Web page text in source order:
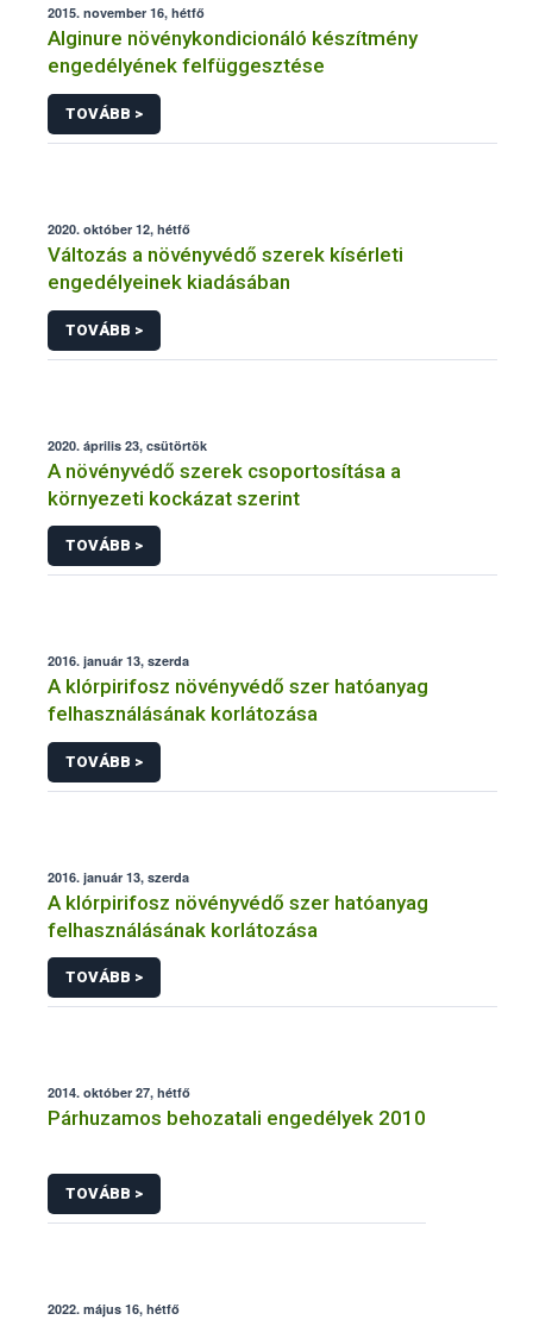
2015. november 16, hétfő
Alginure növénykondicionáló készítmény
engedélyének felfüggesztése
TOVÁBB >
2020. október 12, hétfő
Változás a növényvédő szerek kísérleti
engedélyeinek kiadásában
TOVÁBB >
2020. április 23, csütörtök
A növényvédő szerek csoportosítása a
környezeti kockázat szerint
TOVÁBB >
2016. január 13, szerda
A klórpirifosz növényvédő szer hatóanyag
felhasználásának korlátozása
TOVÁBB >
2016. január 13, szerda
A klórpirifosz növényvédő szer hatóanyag
felhasználásának korlátozása
TOVÁBB >
2014. október 27, hétfő
Párhuzamos behozatali engedélyek 2010
TOVÁBB >
2022. május 16, hétfő